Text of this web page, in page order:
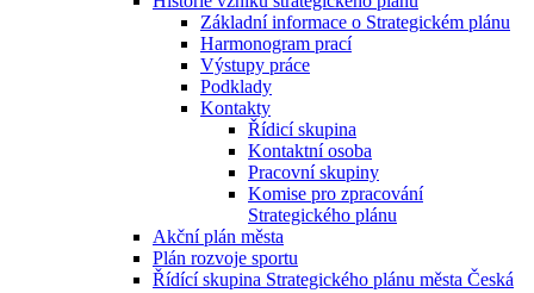
Základní informace o Strategickém plánu
Harmonogram prací
Výstupy práce
Podklady
Kontakty
Řídicí skupina
Kontaktní osoba
Pracovní skupiny
Komise pro zpracování
Strategického plánu
Akční plán města
Plán rozvoje sportu
Řídící skupina Strategického plánu města Česká